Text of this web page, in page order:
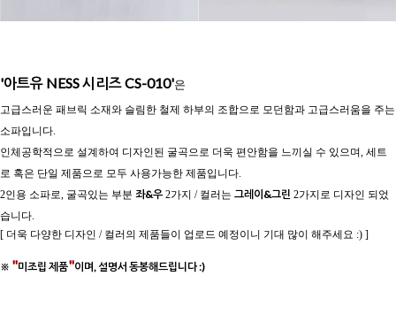
'아트유 NESS 시리즈 CS-010'은
고급스러운 패브릭 소재와 슬림한 철제 하부의 조합으로 모던함과 고급스러움을 주는
소파입니다.
인체공학적으로 설계하여 디자인된 굴곡으로 더욱 편안함을 느끼실 수 있으며, 세트
로 혹은 단일 제품으로 모두 사용가능한 제품입니다.
2인용 소파로, 굴곡있는 부분 좌&우 2가지 / 컬러는 그레이&그린 2가지로 디자인 되었
습니다.
[ 더욱 다양한 디자인 / 컬러의 제품들이 업로드 예정이니 기대 많이 해주세요 :) ]
※ "미조립 제품"이며, 설명서 동봉해드립니다 :)